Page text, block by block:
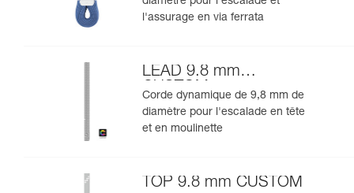
l'assurage en via ferrata
LEAD 9.8 mm
CUSTOM
Corde dynamique de 9,8 mm de
diamètre pour l'escalade en tête
et en moulinette
TOP 9.8 mm CUSTOM